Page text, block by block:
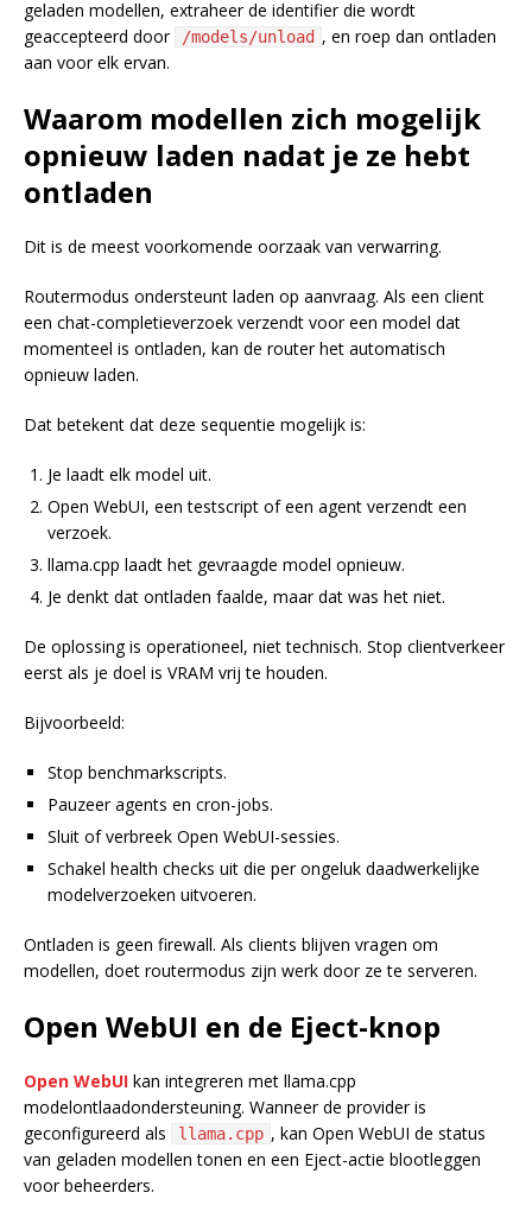
geladen modellen, extraheer de identifier die wordt
geaccepteerd door
/models/unload , en roep dan ontladen
aan voor elk ervan.
Waarom modellen zich mogelijk
opnieuw laden nadat je ze hebt
ontladen
Dit is de meest voorkomende oorzaak van verwarring.
Routermodus ondersteunt laden op aanvraag. Als een client
een chat-completieverzoek verzendt voor een model dat
momenteel is ontladen, kan de router het automatisch
opnieuw laden.
Dat betekent dat deze sequentie mogelijk is:
Je laadt elk model uit.
Open WebUI, een testscript of een agent verzendt een
verzoek.
llama.cpp laadt het gevraagde model opnieuw.
Je denkt dat ontladen faalde, maar dat was het niet.
De oplossing is operationeel, niet technisch. Stop clientverkeer
eerst als je doel is VRAM vrij te houden.
Bijvoorbeeld:
Stop benchmarkscripts.
Pauzeer agents en cron-jobs.
Sluit of verbreek Open WebUI-sessies.
Schakel health checks uit die per ongeluk daadwerkelijke
modelverzoeken uitvoeren.
Ontladen is geen firewall. Als clients blijven vragen om
modellen, doet routermodus zijn werk door ze te serveren.
Open WebUI en de Eject-knop
Open WebUI kan integreren met llama.cpp
modelontlaadondersteuning. Wanneer de provider is
geconfigureerd als
llama.cpp , kan Open WebUI de status
van geladen modellen tonen en een Eject-actie blootleggen
voor beheerders.